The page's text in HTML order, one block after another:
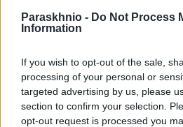
Paraskhnio - Do Not Process
Information
If you wish to opt-out of the sale,
processing of your personal or
targeted advertising by us, please
section to confirm your selection.
opt-out request is processed you
Ο απίστευτος λόγος για τον
βρέθηκε να ταξιδεύει
ΑΝΑΡΤΗΘΗΚΕ ΑΠΟGMYLONAS 11 ΑΥΓΟΎΣΤΟΥ
Δεν ήταν λαθρεπιβάτης και επέζησε